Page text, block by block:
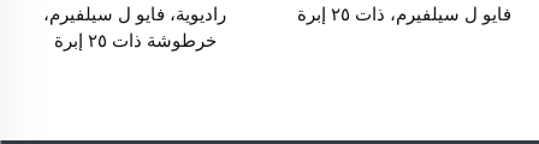
فايو ل سيلفيرم، ذات ٢٥ إبرة
راديوية، فايو ل سيلفيرم،
خرطوشة ذات ٢٥ إبرة